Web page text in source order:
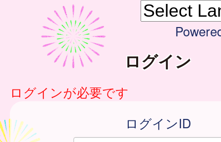
ログイン
ログインが必要です
ログインID